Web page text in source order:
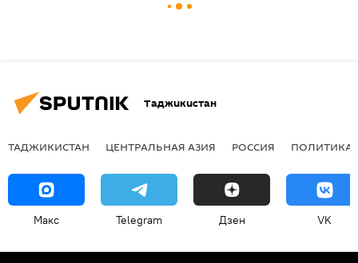
Таджикистан
ТАДЖИКИСТАН ЦЕНТРАЛЬНАЯ АЗИЯ РОССИЯ ПОЛИТИКА
Макс Telegram Дзен VK